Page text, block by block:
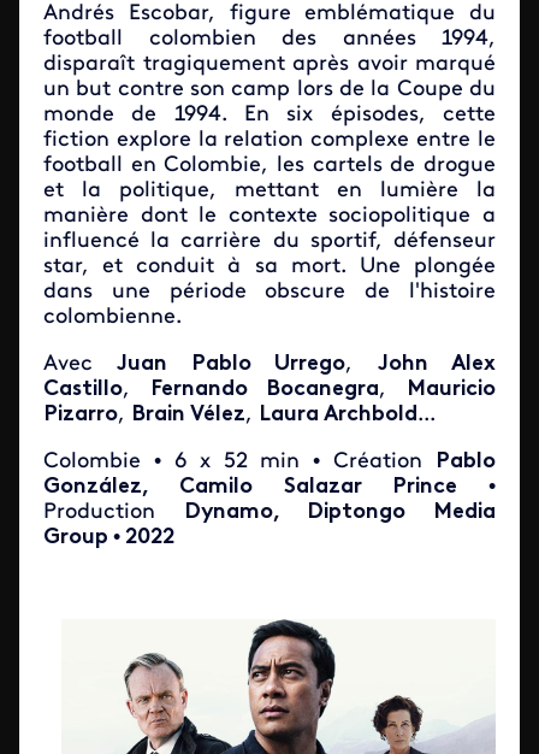
Andrés Escobar, figure emblématique du
football colombien des années 1994,
disparaît tragiquement après avoir marqué
un but contre son camp lors de la Coupe du
monde de 1994. En six épisodes, cette
fiction explore la relation complexe entre le
football en Colombie, les cartels de drogue
et la politique, mettant en lumière la
manière dont le contexte sociopolitique a
influencé la carrière du sportif, défenseur
star, et conduit à sa mort. Une plongée
dans une période obscure de l'histoire
colombienne.
AvecJuan Pablo Urrego, John Alex
Castillo, Fernando Bocanegra,
Mauricio
Pizarro, Brain Vélez, Laura Archbold ...
Colombie • 6 x 52 min • Création
Pablo
González, Camilo Salazar Prince •
Production
Dynamo, Diptongo Media
Group • 2022